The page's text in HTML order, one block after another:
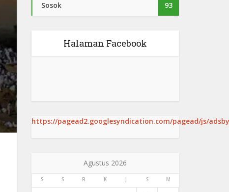
Sosok 93
Halaman Facebook
https://pagead2.googlesyndication.com/pagead/js/
Agustus 2026
S S R K J S M